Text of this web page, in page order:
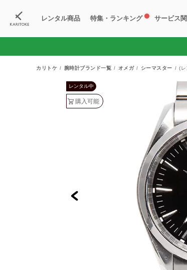
レンタル商品 特集・ランキング サービス
カリトケ 腕時計ブランド一覧 オメガ シーマスター (レ
レンタル中
購入可能